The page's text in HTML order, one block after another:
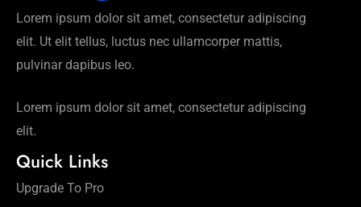
Lorem ipsum dolor sit amet, consectetur adipiscing
elit. Ut elit tellus, luctus nec ullamcorper mattis,
pulvinar dapibus leo.
Lorem ipsum dolor sit amet, consectetur adipiscing
elit.
Quick Links
Upgrade To Pro